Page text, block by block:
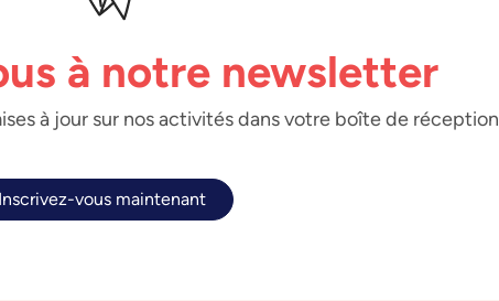
à notre newsletter
à jour sur nos activités dans votre boîte de réception
Inscrivez-vous maintenant